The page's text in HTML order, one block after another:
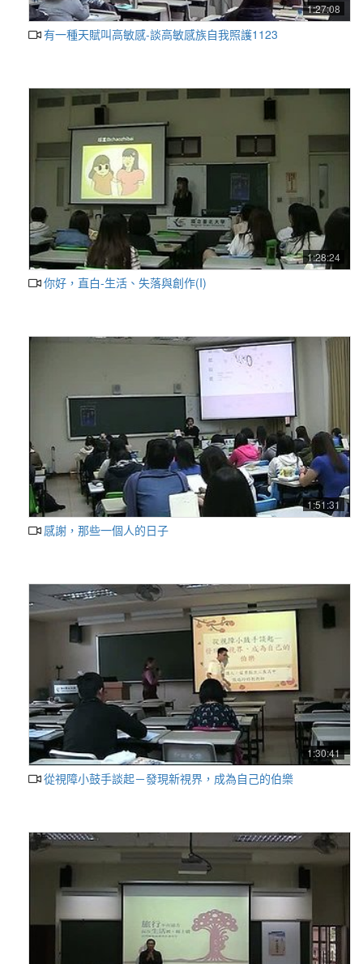
1:27:08
有一種天賦叫高敏感-談高敏感族自我照護1123
1:28:24
你好，直白-生活、失落與創作(I)
1:51:31
感謝，那些一個人的日子
1:30:41
從視障小鼓手談起－發現新視界，成為自己的伯樂